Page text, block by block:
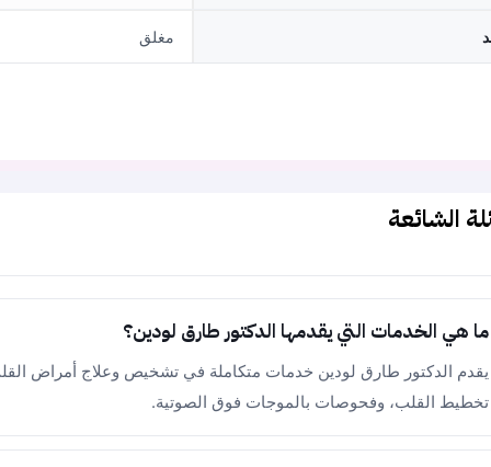
مغلق
الشائعة
ما هي الخدمات التي يقدمها الدكتور طارق لودين؟
يقدم الدكتور طارق لودين خدمات متكاملة في تشخيص وعلاج أمراض
تخطيط القلب، وفحوصات بالموجات فوق الصوتية.